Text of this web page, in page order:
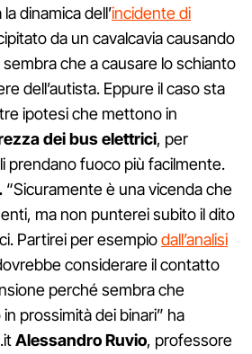
dinamica dell’incidente di
da un cavalcavia causando
sembra che a causare lo schianto
dell’autista. Eppure il caso sta
ipotesi che mettono in
dei bus elettrici, per
prendano fuoco più facilmente.
“Sicuramente è una vicenda che
ma non punterei subito il dito
Partirei per esempiodall’analisi
considerare il contatto
perché sembra che
prossimità dei binari” ha
Alessandro Ruvio, professore